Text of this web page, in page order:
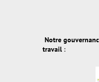
Notre
travail: